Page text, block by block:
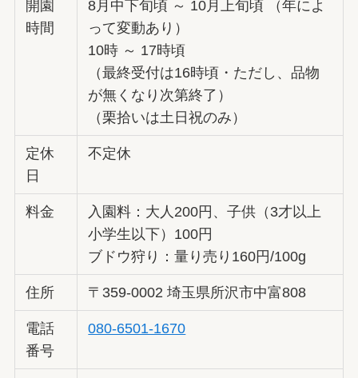
開園
時間
8月中下旬頃 ～ 10月上旬頃 （年によ
って変動あり）
10時 ～ 17時頃
（最終受付は16時頃・ただし、品物
が無くなり次第終了）
（栗拾いは土日祝のみ）
定休
日
不定休
料金
入園料：大人200円、子供（3才以上
小学生以下）100円
ブドウ狩り：量り売り160円/100g
住所 〒359-0002 埼玉県所沢市中富808
電話
番号
080-6501-1670